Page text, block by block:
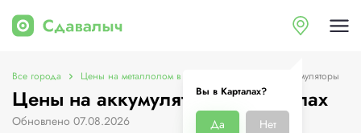
Вы в Карталах?
Да Нет
Все города Цены на металлолом в Карталах Цены на аккумуляторы
Цены на аккумуляторы в Карталах
Обновлено 07.08.2026